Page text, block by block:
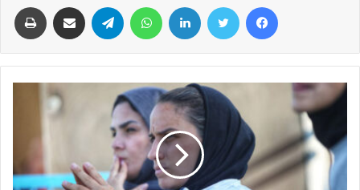
تیم‌های شرق و غرب آسیا، حالا قرار است دوره چهارم و نهایی این
تورنمنت در سال پیش‌رو برگزار شود که به مانند 2 دوره اخیر، بازهم
فوتبال زنان ایران در این مسابقات نماینده دارد.
آزمون و خطا (AFC) با حضور نمایندگان ایران
شهرداری سیرجان
اولین نماینده ایران در مسابقات آزمایشی جام
باشگاه‌های فوتبال زنان آسیا بود که شاگردان مریم جهان‌نجاتی در سال
2021 و در شرایطی‌که مسابقات با حضور 4 تیم برتر غرب آسیا برگزار شد،
شرکت کردند که توانستند به مقام دوم دست پیدا کنند. بعد از وقفه‌ای